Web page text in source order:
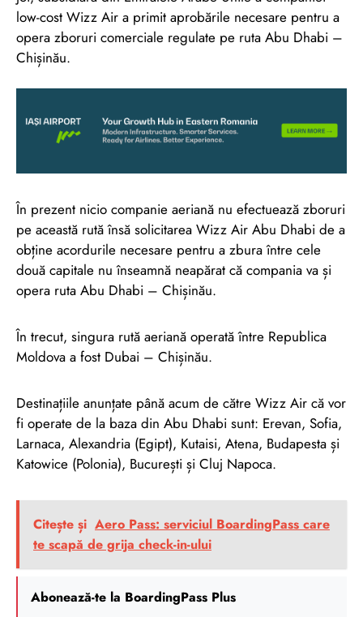
low-cost Wizz Air a primit aprobările necesare pentru a
opera zboruri comerciale regulate pe ruta Abu Dhabi –
Chișinău.
În prezent nicio companie aeriană nu efectuează zboruri
pe această rută însă solicitarea Wizz Air Abu Dhabi de a
obține acordurile necesare pentru a zbura între cele
două capitale nu înseamnă neapărat că compania va și
opera ruta Abu Dhabi – Chișinău.
În trecut, singura rută aeriană operată între Republica
Moldova a fost Dubai – Chișinău.
Destinațiile anunțate până acum de către Wizz Air că vor
fi operate de la baza din Abu Dhabi sunt: Erevan, Sofia,
Larnaca, Alexandria (Egipt), Kutaisi, Atena, Budapesta și
Katowice (Polonia), București și Cluj Napoca.
Citește și Aero Pass: serviciul BoardingPass care
te scapă de grija check-in-ului
Abonează-te la BoardingPass Plus